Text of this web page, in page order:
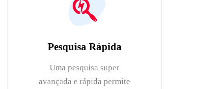
Pesquisa Rápida
Uma pesquisa super
avançada e rápida permite